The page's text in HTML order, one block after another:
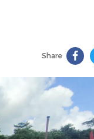
Share